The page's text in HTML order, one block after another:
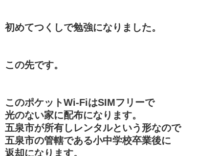
初めてつくしで勉強になりました。
この先です。
このポケットWi-FiはSIMフリーで
光のない家に配布になります。
五泉市が所有しレンタルという形なので
五泉市の管轄である小中学校卒業後に
返却になります。